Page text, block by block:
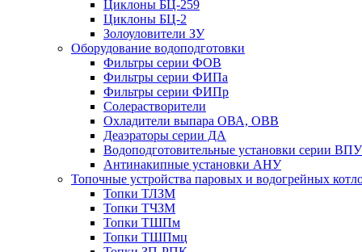
Циклоны БЦ-259
Циклоны БЦ-2
Золоуловители ЗУ
Оборудование водоподготовки
Фильтры серии ФОВ
Фильтры серии ФИПа
Фильтры серии ФИПр
Солерастворители
Охладители выпара ОВА, ОВВ
Деаэраторы серии ДА
Водоподготовительные установки серии ВПУ
Антинакипные установки АНУ
Топочные устройства паровых и водогрейных
Топки ТЛЗМ
Топки ТЧЗМ
Топки ТШПм
Топки ТШПмц